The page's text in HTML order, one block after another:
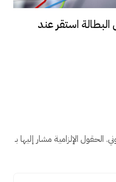
استقر عند
الحقول الإلزامية مشار إليها بـ